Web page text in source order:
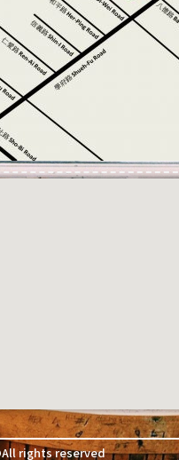
rights reserved